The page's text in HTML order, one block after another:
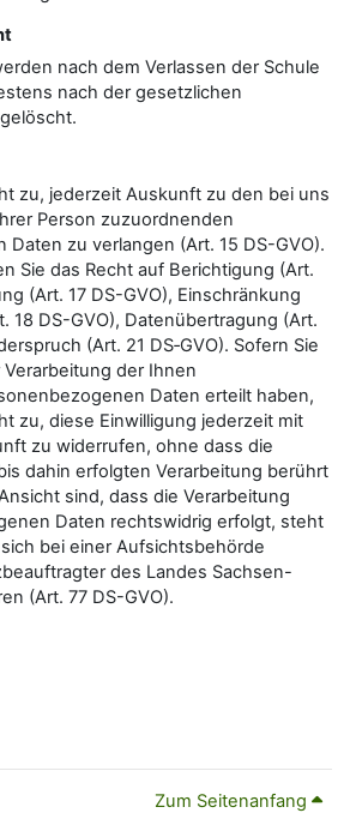
nach dem Verlassen der Schule
nach der gesetzlichen
zu, jederzeit Auskunft zu den bei uns
Person zuzuordnenden
zu verlangen (Art. 15 DS-GVO).
Sie das Recht auf Berichtigung (Art.
(Art. 17 DS-GVO), Einschränkung
18 DS-GVO), Datenübertragung (Art.
(Art. 21 DS‑GVO). Sofern Sie
der Ihnen
Daten erteilt haben,
zu, diese Einwilligung jederzeit mit
zu widerrufen, ohne dass die
dahin erfolgten Verarbeitung berührt
sind, dass die Verarbeitung
Daten rechtswidrig erfolgt, steht
bei einer Aufsichtsbehörde
des Landes Sachsen-
(Art. 77 DS-GVO).
Zum Seitenanfang